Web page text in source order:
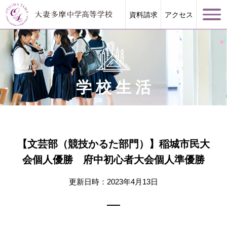
資料請求 アクセス
学校案内
学校生活
学校生活
【文芸部（競技かるた部門）】稲城市民大
会個人優勝 府中初心者大会個人準優勝
更新日時：2023年4月13日